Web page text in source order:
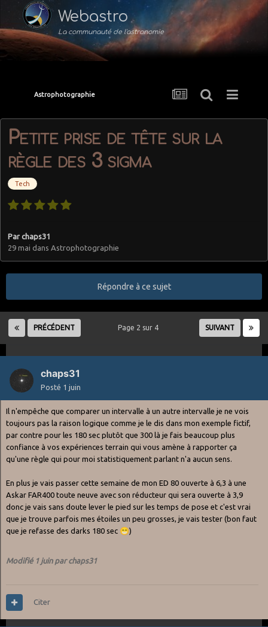
Webastro
La communauté de l'astronomie
Astrophotographie
Petite prise de tête sur la
règle des 3 sigma
Tech
Par chaps31
29 mai dans Astrophotographie
Répondre à ce sujet
PRÉCÉDENT SUIVANT
Page 2 sur 4
chaps31
Posté 1 juin
Il n'empêche que comparer un intervalle à un autre intervalle je ne vois
toujours pas la raison logique comme je le dis dans mon exemple fictif,
par contre pour les 180 sec plutôt que 300 là je fais beaucoup plus
confiance à vos expériences terrain qui vous amène à rapporter ça
qu'une règle qui pour moi statistiquement parlant n'a aucun sens.
En plus je vais passer cette semaine de mon ED 80 ouverte à 6,3 à une
Askar FAR400 toute neuve avec son réducteur qui sera ouverte à 3,9
donc je vais sans doute lever le pied sur les temps de pose et c'est vrai
que je trouve parfois mes étoiles un peu grosses, je vais tester (bon faut
que je refasse des darks 180 sec 😁)
Modifié 1 juinpar chaps31
Citer